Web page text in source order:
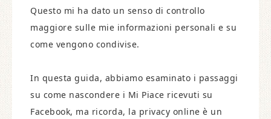
Questo mi ha dato un senso di controllo
maggiore sulle mie informazioni personali e su
come vengono condivise.
In questa guida, abbiamo esaminato i passaggi
su come nascondere i Mi Piace ricevuti su
Facebook, ma ricorda, la privacy online è un